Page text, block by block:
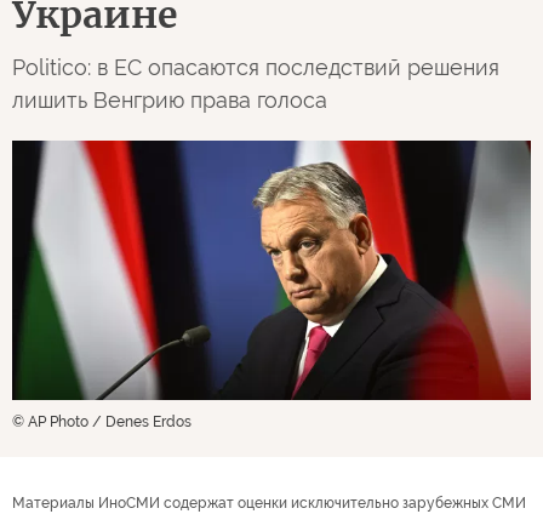
Украине
Politico: в ЕС опасаются последствий решения
лишить Венгрию права голоса
© AP Photo / Denes Erdos
Материалы ИноСМИ содержат оценки исключительно зарубежных СМИ